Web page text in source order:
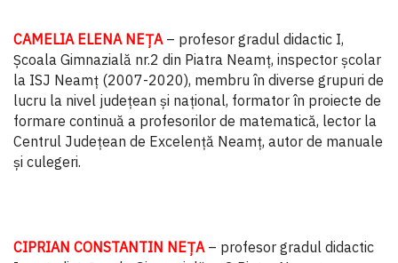
CAMELIA ELENA NEŢA– profesor gradul didactic I,
Şcoala Gimnazială nr.2 din Piatra Neamţ, inspector şcolar
la ISJ Neamț (2007-2020), membru în diverse grupuri de
lucru la nivel judeţean şi naţional, formator în proiecte de
formare continuă a profesorilor de matematică, lector la
Centrul Județean de Excelență Neamț, autor de manuale
și culegeri.
CIPRIAN CONSTANTIN NEŢA – profesor gradul didactic